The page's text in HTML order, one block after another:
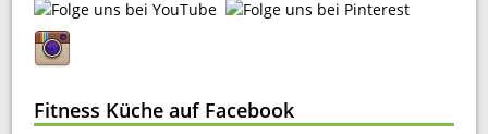
Fitness Küche auf Facebook